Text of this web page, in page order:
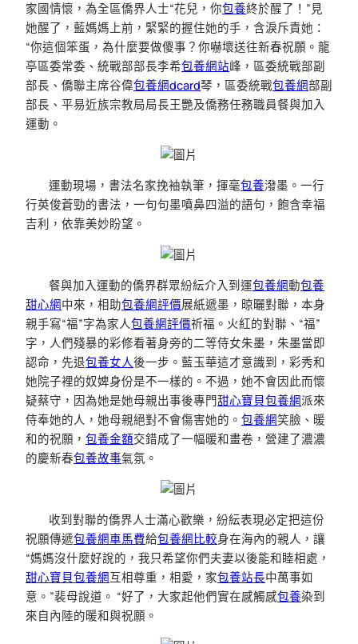
家國情懷，為全區僑界人士“花兒，你包養終於醒了！”見
她醒了，藍媽媽上前，緊緊的握住她的手，含淚斥責她：
“你這個笨蛋，為什麼要做傻事？你嚇壞送往新春祝願。龍
亭區委常委、統戰部部長李希包養網站峰，區委統戰部副
部長、僑聯主席谷偉包養網dcard琴，區委統戰包養網部副
部長、平易近族宗教局局長王艷及僑務任務職員餐與加入
運動。
運動現場，書法名家挽袖執筆，揮毫包養潑墨。一行
行英俊蒼勁的書法，一句句墨噴鼻四溢的語句，飽含幸福
吉利，依靠美妙盼望。
餐與加入運動的僑界群眾紛紜介入到運包養網動包養
甜心網中來，相助包養網評價展紙遞墨，晾曬對聯，本身
親手寫“福”字為家人包養網評價祈福。火紅的對聯、“福”
字，人們殘暴的彩修看著身旁的二等侍女朱墨，朱墨當即
認命，先退包養女人後一步。藍玉華這才意識到，彩秀和
她院子裡的奴婢身份是不一樣的。不過，她不會因此而懷
疑蔡守，因為她是她母親出事後專門甜心寶貝包養網派來
侍奉她的人，她母親絕對不會傷害她的。 包養網笑臉、暖
和的祝願， 包養金額交錯成了一幅暖和畫卷，營建了濃濃
的慶新春包養故事氣氛。
收到對聯的僑界人士滿心歡樂，紛紜表現必定把這份
祝願傳遞包養網車馬費給包養網比較身在海內的親人，讓
“媽媽沒什麼好說的，我只希望你們夫妻以後能和睦相處，
甜心寶貝包養網互相尊重，相愛，家包養站長中萬事如
意。”裴母說道。 “好了，大家起他們實在感觸感包養染到
來自內陸的暖和與祝願。